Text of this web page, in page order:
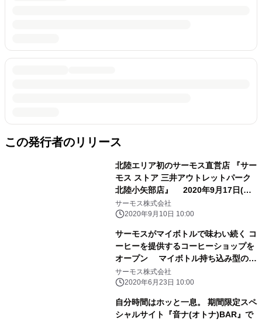
この発行者のリリース
北陸エリア初のサーモス直営店 『サー
モス ストア 三井アウトレットパーク
北陸小矢部店』 2020年9月17日(木)
にオープン
サーモス株式会社
2020年9月10日 10:00
サーモスがマイボトルで味わい続く コ
ーヒーを提供するコーヒーショップを
オープン マイボトル持ち込み型のテ
イクアウト専門コーヒーショップ
『THERMOS COFFEE TO GO』グラ
サーモス株式会社
2020年6月23日 10:00
自分時間はホッと一息。 期間限定スペ
シャルサイト『音ナ(オトナ)BAR』で